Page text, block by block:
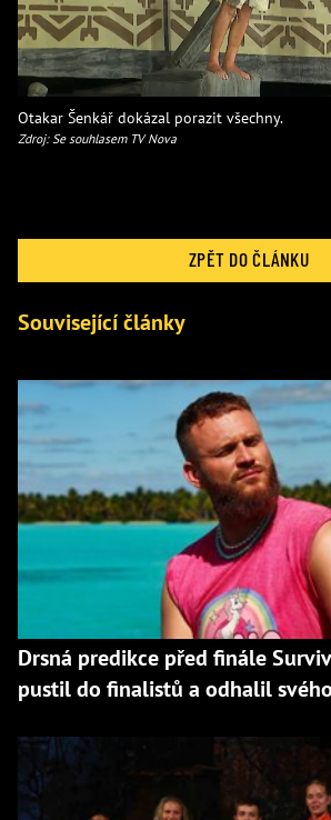
Otakar Šenkář dokázal porazit všechny.
Zdroj: Se souhlasem TV Nova
ZPĚT DO ČLÁNKU
Související články
Drsná predikce před finále
pustil do finalistů a odhalil